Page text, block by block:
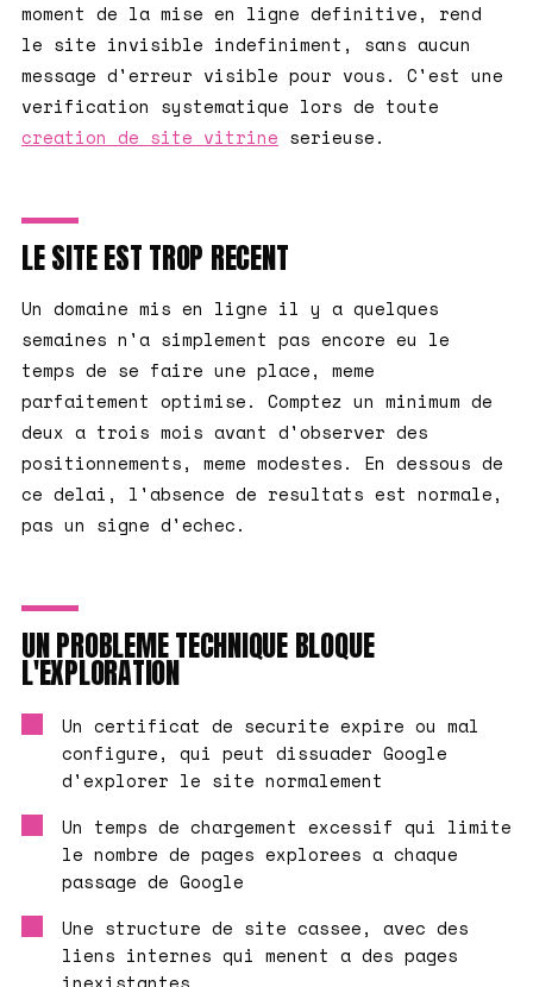
moment de la mise en ligne definitive, rend
le site invisible indefiniment, sans aucun
message d'erreur visible pour vous. C'est une
verification systematique lors de toute
creation de site vitrine serieuse.
LE SITE EST TROP RECENT
Un domaine mis en ligne il y a quelques
semaines n'a simplement pas encore eu le
temps de se faire une place, meme
parfaitement optimise. Comptez un minimum de
deux a trois mois avant d'observer des
positionnements, meme modestes. En dessous de
ce delai, l'absence de resultats est normale,
pas un signe d'echec.
UN PROBLEME TECHNIQUE BLOQUE
L'EXPLORATION
Un certificat de securite expire ou mal
configure, qui peut dissuader Google
d'explorer le site normalement
Un temps de chargement excessif qui limite
le nombre de pages explorees a chaque
passage de Google
Une structure de site cassee, avec des
liens internes qui menent a des pages